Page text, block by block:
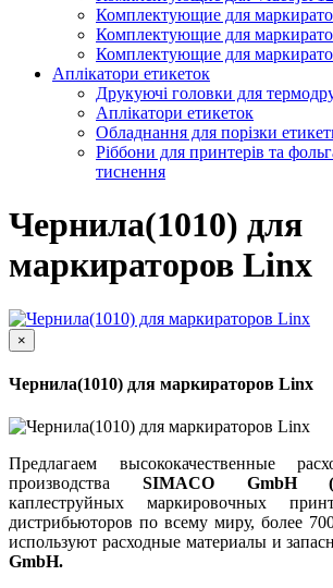
Комплектующие для
Комплектующие для
Комплектующие для
Аплікатори етикеток
Друкуючі головки для
Аплікатори етикеток
Обладнання для порізки
Ріббони для принтерів та
тиснення
Чернила(1010) для
маркираторов Linx
×
Чернила(1010) для маркираторов Linx
Предлагаем высококачественные
производства SIMACO GmbH
каплеструйных маркировочных
дистрибьюторов по всему миру, более
используют расходные материалы и
GmbH.